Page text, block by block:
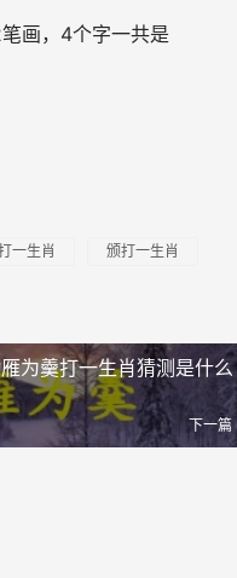
笔画，4个字一共是
一生肖
颁打一生肖
为羹打一生肖猜测是什么
下一篇